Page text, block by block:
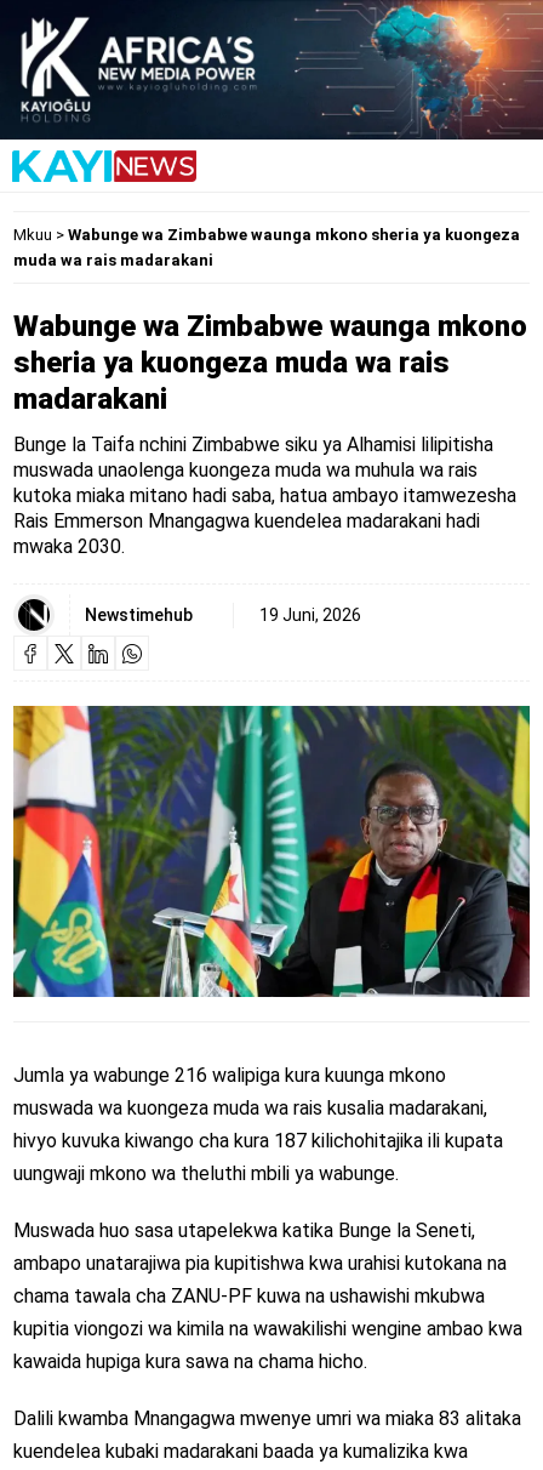
Mkuu > Wabunge wa Zimbabwe waunga mkono sheria ya kuongeza
muda wa rais madarakani
Wabunge wa Zimbabwe waunga mkono
sheria ya kuongeza muda wa rais
madarakani
Bunge la Taifa nchini Zimbabwe siku ya Alhamisi lilipitisha
muswada unaolenga kuongeza muda wa muhula wa rais
kutoka miaka mitano hadi saba, hatua ambayo itamwezesha
Rais Emmerson Mnangagwa kuendelea madarakani hadi
mwaka 2030.
Newstimehub 19 Juni, 2026
Jumla ya wabunge 216 walipiga kura kuunga mkono
muswada wa kuongeza muda wa rais kusalia madarakani,
hivyo kuvuka kiwango cha kura 187 kilichohitajika ili kupata
uungwaji mkono wa theluthi mbili ya wabunge.
Muswada huo sasa utapelekwa katika Bunge la Seneti,
ambapo unatarajiwa pia kupitishwa kwa urahisi kutokana na
chama tawala cha ZANU-PF kuwa na ushawishi mkubwa
kupitia viongozi wa kimila na wawakilishi wengine ambao kwa
kawaida hupiga kura sawa na chama hicho.
Dalili kwamba Mnangagwa mwenye umri wa miaka 83 alitaka
kuendelea kubaki madarakani baada ya kumalizika kwa